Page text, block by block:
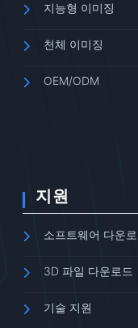
지능형 이미징
천체 이미징
OEM/ODM
지원
소프트웨어 다운
3D 파일 다운로드
기술 지원